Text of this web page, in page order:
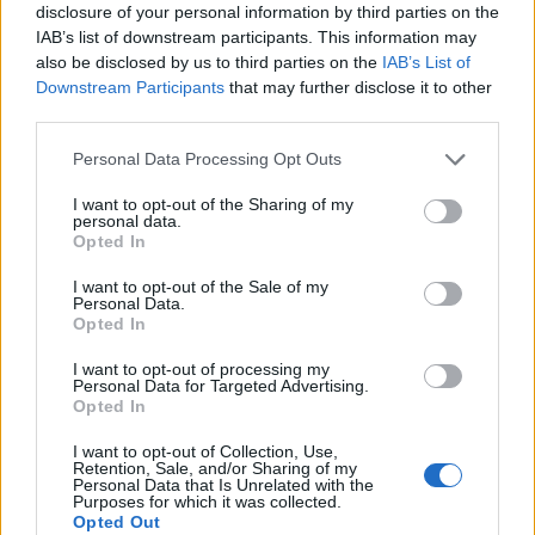
disclosure of your personal information by third parties on the
IAB’s list of downstream participants. This information may
also be disclosed by us to third parties on the IAB’s List of
Downstream Participants that may further disclose it to other
Personal Data Processing Opt Outs
I want to opt-out of the Sharing of my
personal data.
Opted In
I want to opt-out of the Sale of my
Personal Data.
Opted In
I want to opt-out of processing my
Personal Data for Targeted Advertising.
Opted In
I want to opt-out of Collection, Use,
Retention, Sale, and/or Sharing of my
Personal Data that Is Unrelated with the
Purposes for which it was collected.
Opted Out
AVG
8
Fuj, gosenica!
10:00
8
Backrooms: Brez izhoda
21:00
Vsi dogodki →
Pretep v gostinskem lokalu v Velenju: 46-letnik
moškega udaril s steklenico in ga zabodel
(VIDEO) "Mislil sem, da je konec": Lastnik
velenjske picerije o padcu s padalom na
Hrvaškem
Dopustniška drama: Policija pričakala letalo s
Na Šaleški cesti v Velenju občanka poškodovala
tri vozila
Prijava pogrešanja razkrila tragedijo: V hiši našli